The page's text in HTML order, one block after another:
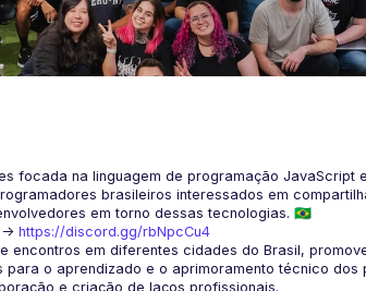
focada na linguagem de programação JavaScript
brasileiros interessados em
> https://discord.gg/rbNpcCu4
encontros em diferentes cidades do Brasil,
o aprendizado e o aprimoramento técnico dos